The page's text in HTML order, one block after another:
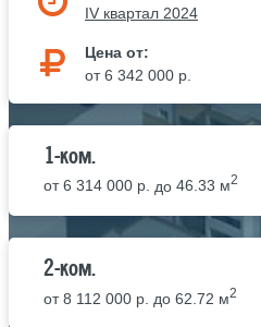
IV квартал 2024
Цена от:
от 6 342 000 р.
1-ком.
от6 314 000 р. до 46.33 м2
2-ком.
от8 112 000 р. до 62.72 м2